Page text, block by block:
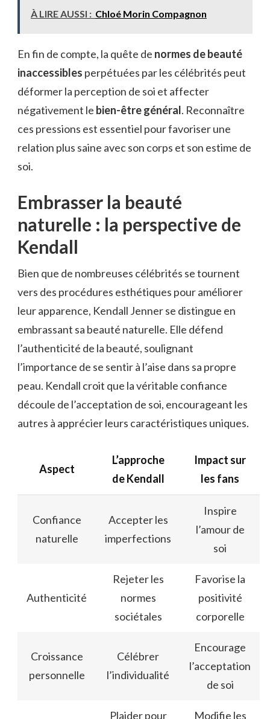
À LIRE AUSSI : Chloé Morin Compagnon
En fin de compte, la quête de normes de beauté
inaccessibles perpétuées par les célébrités peut
déformer la perception de soi et affecter
négativement le bien-être général. Reconnaître
ces pressions est essentiel pour favoriser une
relation plus saine avec son corps et son estime de
soi.
Embrasser la beauté
naturelle : la perspective de
Kendall
Bien que de nombreuses célébrités se tournent
vers des procédures esthétiques pour améliorer
leur apparence, Kendall Jenner se distingue en
embrassant sa beauté naturelle. Elle défend
l’authenticité de la beauté, soulignant
l’importance de se sentir à l’aise dans sa propre
peau. Kendall croit que la véritable confiance
découle de l’acceptation de soi, encourageant les
autres à apprécier leurs caractéristiques uniques.
Aspect
L’approche
de Kendall
Impact sur
les fans
Confiance
naturelle
Accepter les
imperfections
Inspire
l’amour de
soi
Authenticité
Rejeter les
normes
sociétales
Favorise la
positivité
corporelle
Croissance
personnelle
Célébrer
l’individualité
Encourage
l’acceptation
de soi
Plaider pour Modifie les